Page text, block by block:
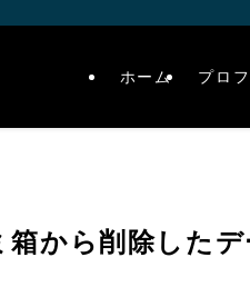
ホーム プロ
箱から削除した